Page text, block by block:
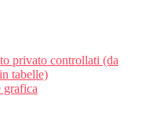
privato controllati (da
tabelle)
grafica